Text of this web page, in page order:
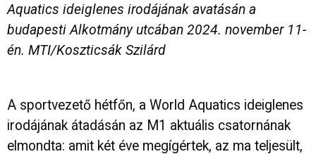
Aquatics ideiglenes irodájának avatásán a
budapesti Alkotmány utcában 2024. november 11-
én. MTI/Koszticsák Szilárd
A sportvezető hétfőn, a World Aquatics ideiglenes
irodájának átadásán az M1 aktuális csatornának
elmondta: amit két éve megígértek, az ma teljesült,